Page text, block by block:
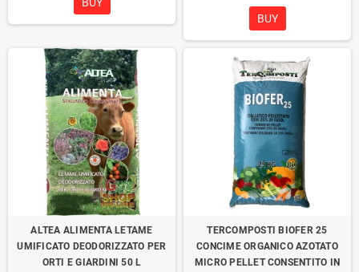
BUY
ALTEA ALIMENTA LETAME
UMIFICATO DEODORIZZATO PER
ORTI E GIARDINI 50 L
TERCOMPOSTI BIOFER 25
CONCIME ORGANICO AZOTATO
MICRO PELLET CONSENTITO IN